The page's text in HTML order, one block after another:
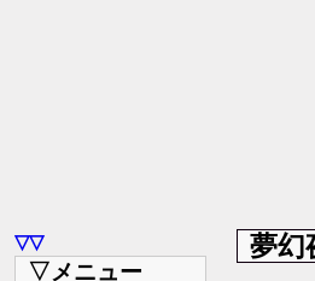
▽▽
▽メニュー
夢幻